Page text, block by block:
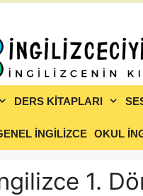
DERS KİTAPLARI
İNGİLİZCE OKUL
1.